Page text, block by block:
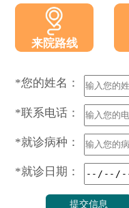
来院路线
*您的姓名：
*联系电话：
*就诊病种：
*就诊日期：